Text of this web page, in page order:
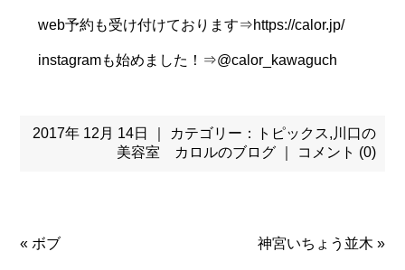
web予約も受け付けております⇒https://calor.jp/
instagramも始めました！⇒@calor_kawaguch
2017年 12月 14日 ｜ カテゴリー： トピックス, 川口の
美容室 カロルのブログ｜ コメント (0)
« ボブ 神宮いちょう並木 »